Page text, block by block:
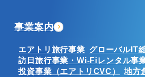
事業案内
エアトリ旅行事業 グローバルIT
訪日旅行事業・Wi-Fiレンタル事
投資事業（エアトリCVC）
地方